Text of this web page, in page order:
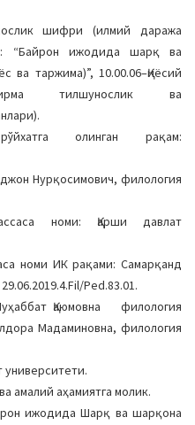
шифри (илмий даража
“Байрон ижодида шарқ ва
таржима)”, 10.00.06–Қиёсий
тилшунослик ва
олинган рақам:
Нурқосимович, филология
номи: Қарши давлат
номи ИК рақами: Самарқанд
Ped.83.01.
Қаюмовна филология
Мадаминовна, филология
университети.
амалий аҳамиятга молик.
ижодида Шарқ ва шарқона